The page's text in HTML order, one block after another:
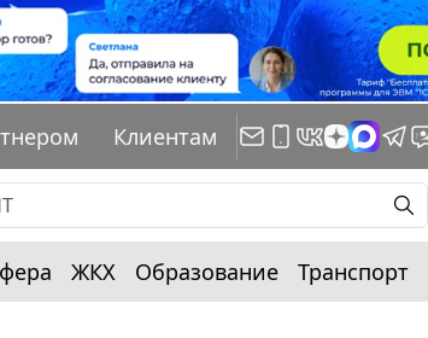
Клиентам
ЖКХ Образование Транспорт